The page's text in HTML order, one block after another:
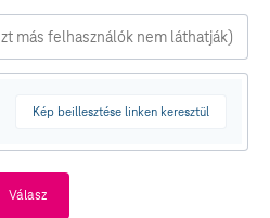
Kép beillesztése linken keresztül
Válasz